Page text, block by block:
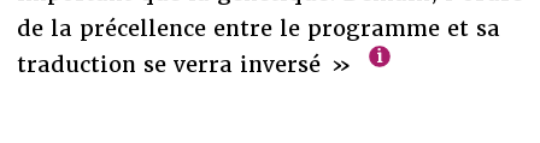
de la précellence entre le programme et sa
traduction se verra inversé »